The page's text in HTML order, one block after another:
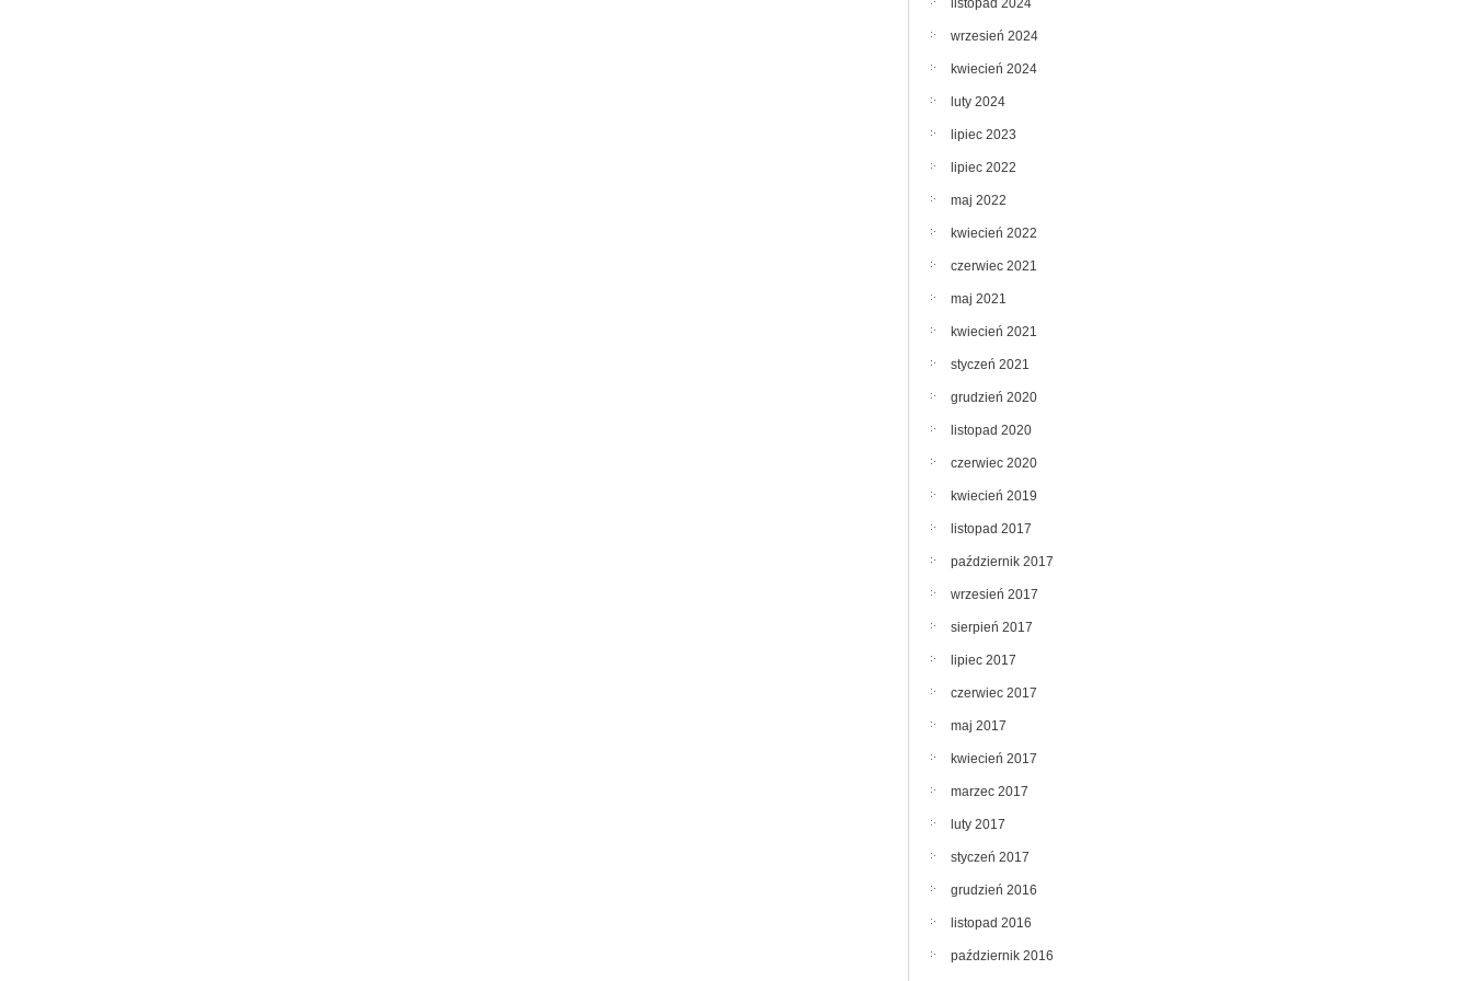
listopad 2024
wrzesień 2024
kwiecień 2024
luty 2024
lipiec 2023
lipiec 2022
maj 2022
kwiecień 2022
czerwiec 2021
maj 2021
kwiecień 2021
styczeń 2021
grudzień 2020
listopad 2020
czerwiec 2020
kwiecień 2019
listopad 2017
październik 2017
wrzesień 2017
sierpień 2017
lipiec 2017
czerwiec 2017
maj 2017
kwiecień 2017
marzec 2017
luty 2017
styczeń 2017
grudzień 2016
listopad 2016
październik 2016